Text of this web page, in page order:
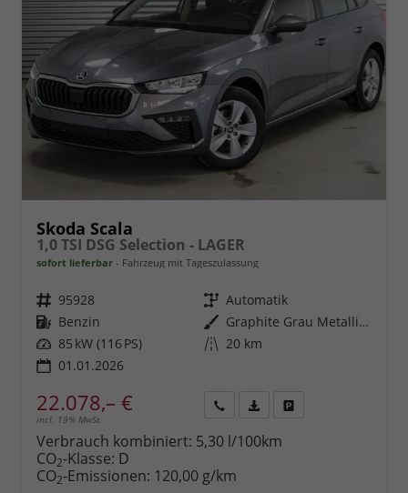
Skoda Scala
1,0 TSI DSG Selection - LAGER
sofort lieferbar Fahrzeug mit Tageszulassung
Fahrzeugnr. 95928 Getriebe Automatik
Kraftstoff Benzin Außenfarbe
Graphite Grau Metallic (5X)
Leistung 85 kW (116 PS) Kilometerstand 20 km
01.01.2026
22.078,– €
incl. 19% MwSt.
anfordern
Datei,
Verbrauch kombiniert: 5,30 l/100km
CO2-Klasse: D
CO2-Emissionen: 120,00 g/km